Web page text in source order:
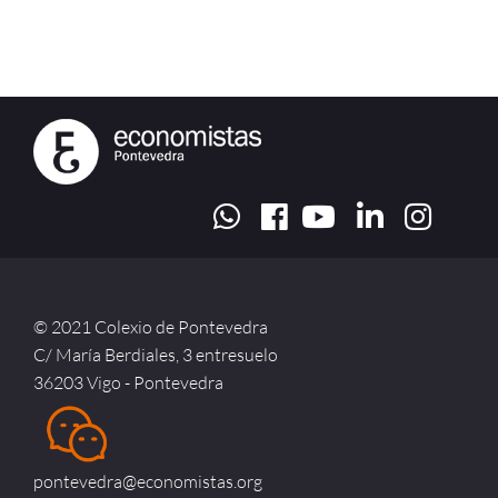
© 2021 Colexio de Pontevedra
C/ María Berdiales, 3 entresuelo
36203 Vigo - Pontevedra
pontevedra@economistas.org